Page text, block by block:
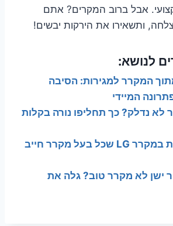
אבל ברוב המקרים? אתם
ותשאירו את הירקות יבשים!
לנושא:
המקרר למגירות: הסיבה
המיידי
לא נדלק? כך תחליפו נורה בקלות
בעיות נפוצות במקרר LG שכל בעל מקרר חייב
ישן לא מקרר טוב? גלה את